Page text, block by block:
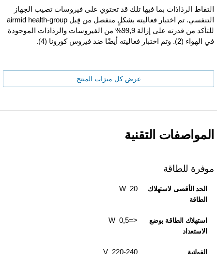
التقاط الرذاذات بما فيها تلك قد تحتوي على فيروسات تصيب الجهاز
التنفسي. تم اختبار فعاليته بشكلٍ منفصل من قِبل airmid health-group
للتأكد من قدرته على إزالة 99,9% من الفيروسات والرذاذات الموجودة
في الهواء (2). وتم اختبار فعاليته أيضًا ضد فيروس كورونا (4).
عرض كل ميزات المنتج
المواصفات التقنية
موفرة للطاقة
الحد الأقصى لاستهلاك
الطاقة
20 W
استهلاك الطاقة بوضع
الاستعداد
<=0,5 W
الفولتية 220-240 V